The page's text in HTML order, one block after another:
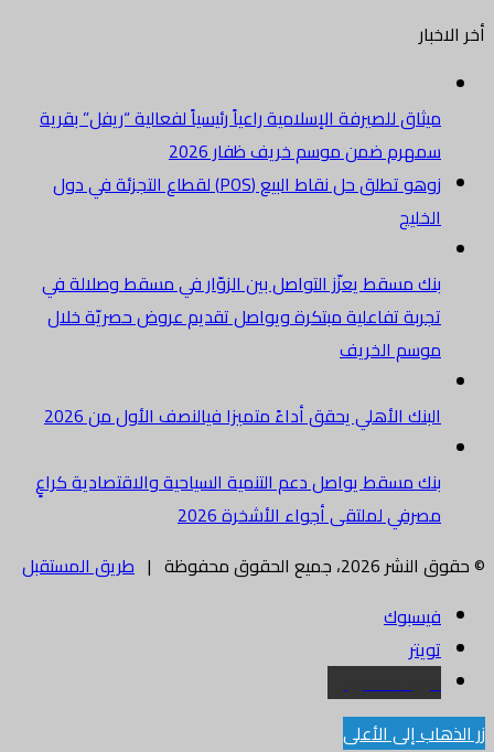
أخر الاخبار
ميثاق للصيرفة الإسلامية راعياً رئيسياً لفعالية “ريفل” بقرية
سمهرم ضمن موسم خريف ظفار 2026
زوهو تطلق حل نقاط البيع (POS) لقطاع التجزئة في دول
الخليج
بنك مسقط يعزّز التواصل بين الزوّار في مسقط وصلالة في
تجربة تفاعلية مبتكرة ويواصل تقديم عروض حصريّة خلال
موسم الخريف
البنك الأهلي يحقق أداءً متميزا فيالنصف الأول من 2026
بنك مسقط يواصل دعم التنمية السياحية والاقتصادية كراعٍ
مصرفي لملتقى أجواء الأشخرة 2026
© حقوق النشر 2026، جميع الحقوق محفوظة |
طريق المستقبل
فيسبوك
تويتر
البريد الالكتروني
زر الذهاب إلى الأعلى